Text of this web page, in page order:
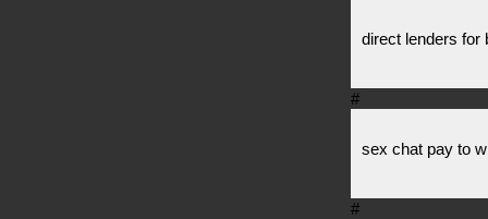
direct lenders for
#
sex chat pay to
#